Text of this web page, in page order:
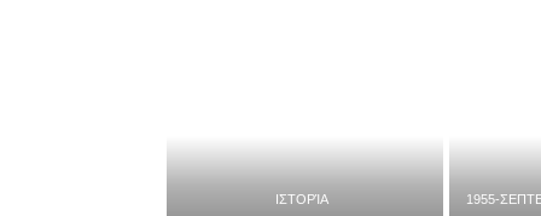
ΙΣΤΟΡΊΑ 1955-